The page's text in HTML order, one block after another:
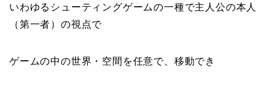
いわゆるシューティングゲームの一種で主人公の本人
（第一者）の視点で
ゲームの中の世界・空間 を任意で、移動でき